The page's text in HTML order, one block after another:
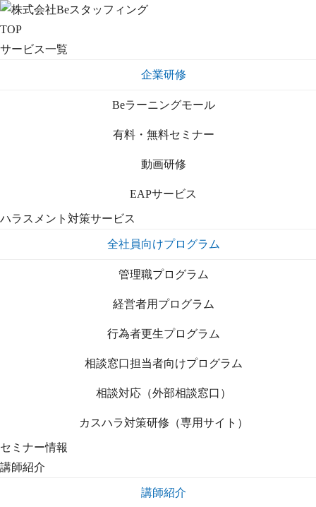
TOP
サービス一覧
企業研修
Beラーニングモール
有料・無料セミナー
動画研修
EAPサービス
ハラスメント対策サービス
全社員向けプログラム
管理職プログラム
経営者用プログラム
行為者更生プログラム
相談窓口担当者向けプログラム
相談対応（外部相談窓口）
カスハラ対策研修（専用サイト）
セミナー情報
講師紹介
講師紹介